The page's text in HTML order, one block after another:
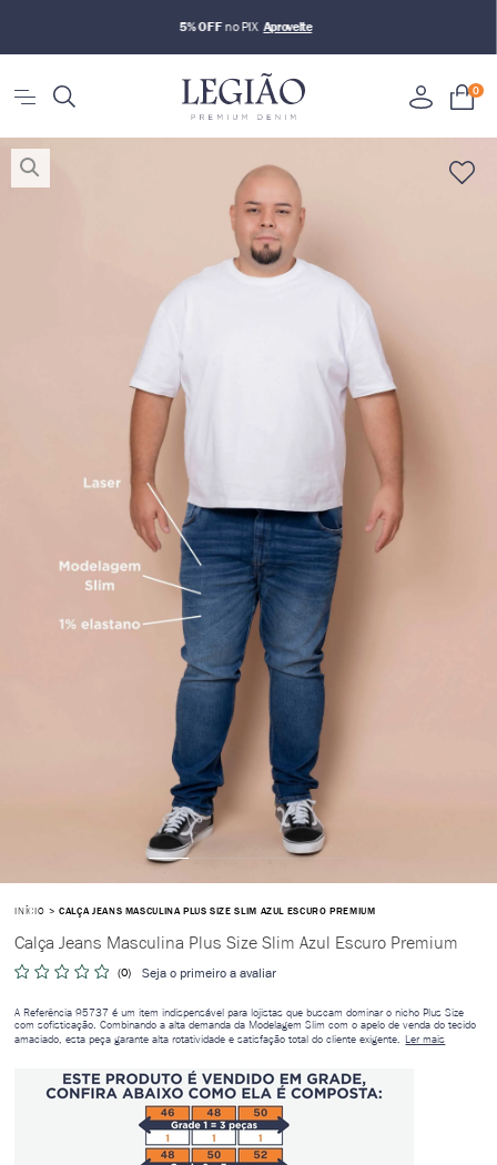
5% OFFno PIX
0
INÍCIO CALÇA JEANS MASCULINA PLUS SIZE SLIM AZUL ESCURO PREMIUM
Calça Jeans Masculina Plus Size Slim Azul Escuro Premium
(0) Seja o primeiro a avaliar
A Referência 95737 é um item indispensável para lojistas que buscam dominar o nicho Plus Size
com sofisticação. Combinando a alta demanda da Modelagem Slim com o apelo de venda do tecido
amaciado, esta peça garante alta rotatividade e satisfação total do cliente exigente.
Ler mais